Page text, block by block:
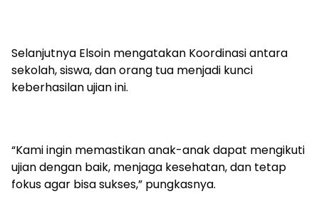
Selanjutnya Elsoin mengatakan Koordinasi antara
sekolah, siswa, dan orang tua menjadi kunci
keberhasilan ujian ini.
“Kami ingin memastikan anak-anak dapat mengikuti
ujian dengan baik, menjaga kesehatan, dan tetap
fokus agar bisa sukses,” pungkasnya.